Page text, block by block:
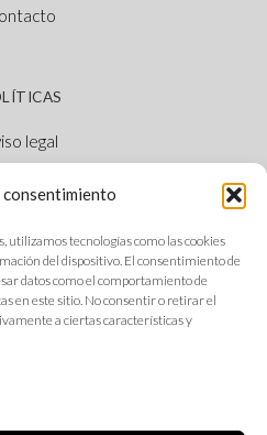
utilizamos tecnologías como las cookies
del dispositivo. El consentimiento de
datos como el comportamiento de
en este sitio. No consentir o retirar el
a ciertas características y
legal
Ético